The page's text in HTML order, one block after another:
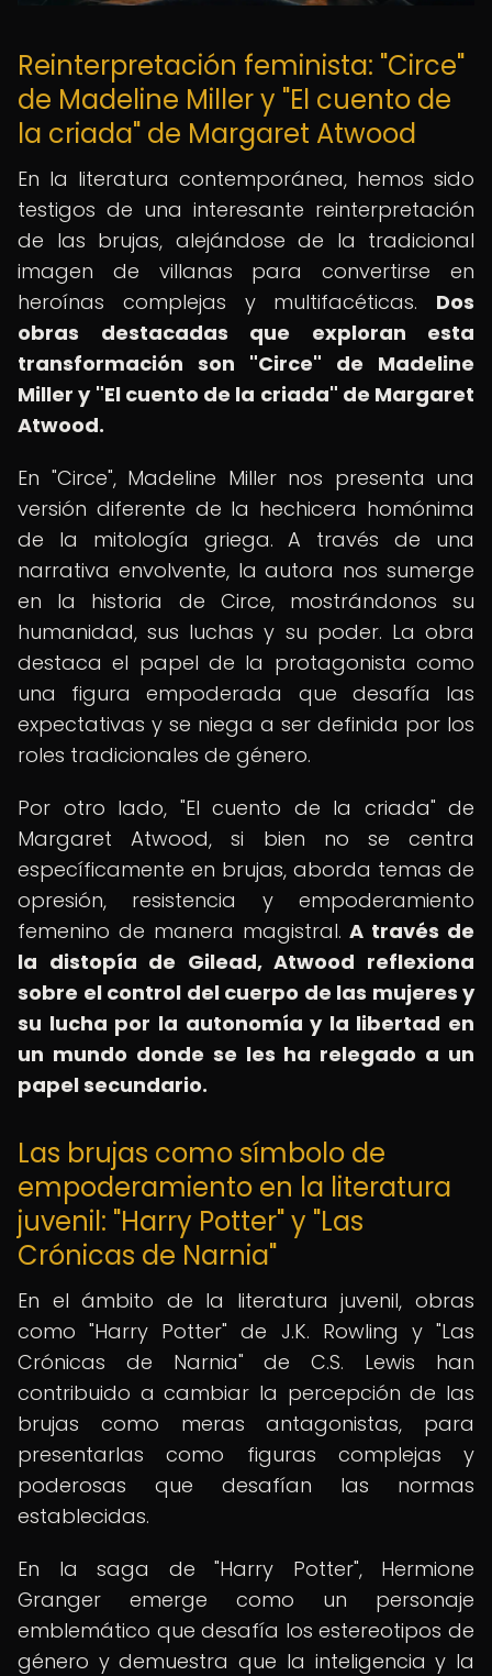
Reinterpretación feminista: "Circe"
de Madeline Miller y "El cuento de
la criada" de Margaret Atwood
En la literatura contemporánea, hemos sido
testigos de una interesante reinterpretación
de las brujas, alejándose de la tradicional
imagen de villanas para convertirse en
heroínas complejas y multifacéticas. Dos
obras destacadas que exploran esta
transformación son "Circe" de Madeline
Miller y "El cuento de la criada" de Margaret
Atwood.
En "Circe", Madeline Miller nos presenta una
versión diferente de la hechicera homónima
de la mitología griega. A través de una
narrativa envolvente, la autora nos sumerge
en la historia de Circe, mostrándonos su
humanidad, sus luchas y su poder. La obra
destaca el papel de la protagonista como
una figura empoderada que desafía las
expectativas y se niega a ser definida por los
roles tradicionales de género.
Por otro lado, "El cuento de la criada" de
Margaret Atwood, si bien no se centra
específicamente en brujas, aborda temas de
opresión, resistencia y empoderamiento
femenino de manera magistral.A través de
la distopía de Gilead, Atwood reflexiona
sobre el control del cuerpo de las mujeres y
su lucha por la autonomía y la libertad en
un mundo donde se les ha relegado a un
papel secundario.
Las brujas como símbolo de
empoderamiento en la literatura
juvenil: "Harry Potter" y "Las
Crónicas de Narnia"
En el ámbito de la literatura juvenil, obras
como "Harry Potter" de J.K. Rowling y "Las
Crónicas de Narnia" de C.S. Lewis han
contribuido a cambiar la percepción de las
brujas como meras antagonistas, para
presentarlas como figuras complejas y
poderosas que desafían las normas
establecidas.
En la saga de "Harry Potter", Hermione
Granger emerge como un personaje
emblemático que desafía los estereotipos de
género y demuestra que la inteligencia y la